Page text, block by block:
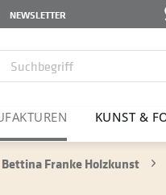
NEWSLETTER
KUNST &
Bettina Franke Holzkunst